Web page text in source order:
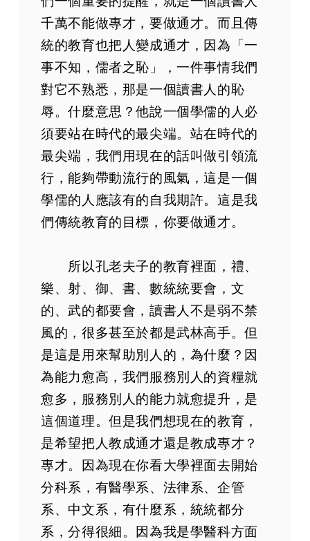
千萬不能做專才，要做通才。而且傳
統的教育也把人變成通才，因為「一
事不知，儒者之恥」，一件事情我們
對它不熟悉，那是一個讀書人的恥
辱。什麼意思？他說一個學儒的人必
須要站在時代的最尖端。站在時代的
最尖端，我們用現在的話叫做引領流
行，能夠帶動流行的風氣，這是一個
學儒的人應該有的自我期許。這是我
們傳統教育的目標，你要做通才。
所以孔老夫子的教育裡面，禮、
樂、射、御、書、數統統要會，文
的、武的都要會，讀書人不是弱不禁
風的，很多甚至於都是武林高手。但
是這是用來幫助別人的，為什麼？因
為能力愈高，我們服務別人的資糧就
愈多，服務別人的能力就愈提升，是
這個道理。但是我們想現在的教育，
是希望把人教成通才還是教成專才？
專才。因為現在你看大學裡面去開始
分科系，有醫學系、法律系、企管
系、中文系，有什麼系，統統都分
系，分得很細。因為我是學醫科方面